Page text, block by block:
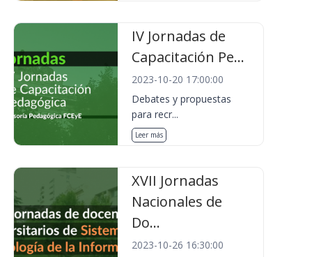
IV Jornadas de
Capacitación Pe...
2023-10-20 17:00:00
Debates y propuestas
para recr...
Leer más
XVII Jornadas
Nacionales de
Do...
2023-10-26 16:30:00